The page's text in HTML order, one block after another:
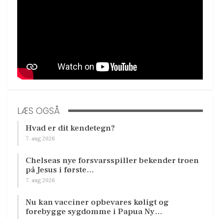
LÆS OGSÅ
Hvad er dit kendetegn?
7. aug 2026
Chelseas nye forsvarsspiller bekender troen
på Jesus i første…
7. aug 2026
Nu kan vacciner opbevares køligt og
forebygge sygdomme i Papua Ny…